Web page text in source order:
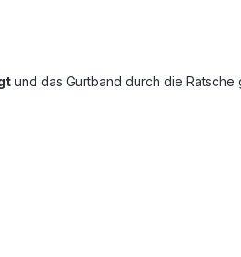
und das Gurtband durch die